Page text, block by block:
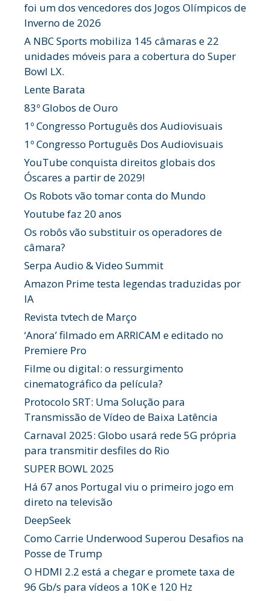
foi um dos vencedores dos Jogos Olímpicos de
Inverno de 2026
A NBC Sports mobiliza 145 câmaras e 22
unidades móveis para a cobertura do Super
Bowl LX.
Lente Barata
83º Globos de Ouro
1º Congresso Português dos Audiovisuais
1º Congresso Português Dos Audiovisuais
YouTube conquista direitos globais dos
Óscares a partir de 2029!
Os Robots vão tomar conta do Mundo
Youtube faz 20 anos
Os robôs vão substituir os operadores de
câmara?
Serpa Audio & Video Summit
Amazon Prime testa legendas traduzidas por
IA
Revista tvtech de Março
‘Anora’ filmado em ARRICAM e editado no
Premiere Pro
Filme ou digital: o ressurgimento
cinematográfico da película?
Protocolo SRT: Uma Solução para
Transmissão de Vídeo de Baixa Latência
Carnaval 2025: Globo usará rede 5G própria
para transmitir desfiles do Rio
SUPER BOWL 2025
Há 67 anos Portugal viu o primeiro jogo em
direto na televisão
DeepSeek
Como Carrie Underwood Superou Desafios na
Posse de Trump
O HDMI 2.2 está a chegar e promete taxa de
96 Gb/s para vídeos a 10K e 120 Hz